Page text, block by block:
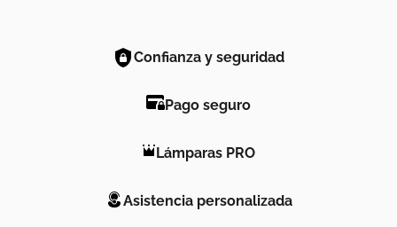
Confianza y seguridad
Pago seguro
Lámparas PRO
Asistencia personalizada